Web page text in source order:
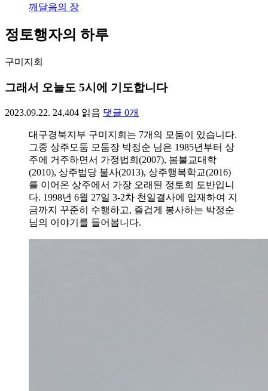
깨달음의 장
정토행자의 하루
구미지회
그래서 오늘도 5시에 기도합니다
2023.09.22. 24,404 읽음 댓글 0개
대구경북지부 구미지회는 7개의 모둠이 있습니다.
그중 상주모둠 모둠장 박정순 님은 1985년부터 상
주에 거주하면서 가정법회(2007), 봄불교대학
(2010), 상주법당 불사(2013), 상주행복학교(2016)
를 이어온 상주에서 가장 오래된 정토회 도반입니
다. 1998년 6월 27일 3-2차 천일결사에 입재하여 지
금까지 꾸준히 수행하고, 즐겁게 봉사하는 박정순
님의 이야기를 들어봅니다.